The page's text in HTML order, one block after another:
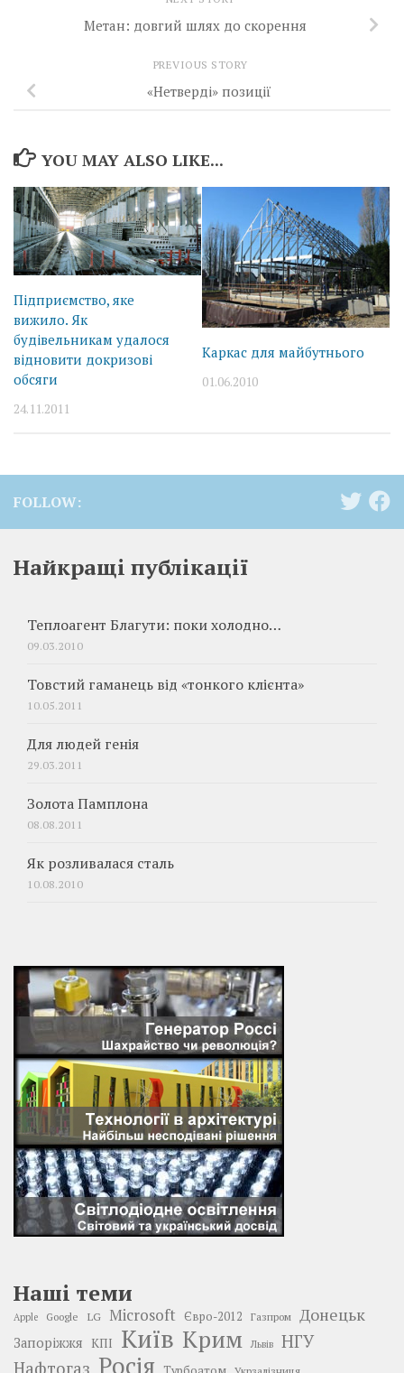
Метан: довгий шлях до скорення
PREVIOUS STORY
«Нетверді» позиції
YOU MAY ALSO LIKE...
Підприємство, яке
вижило. Як
будівельникам удалося
відновити докризові
обсяги
24.11.2011
Каркас для майбутнього
01.06.2010
FOLLOW:
Найкращі публікації
Теплоагент Благути: поки холодно…
09.03.2010
Товстий гаманець від «тонкого клієнта»
10.05.2011
Для людей генія
29.03.2011
Золота Памплона
08.08.2011
Як розливалася сталь
10.08.2010
Наші теми
Apple Google LG Microsoft Євро-2012 Газпром Донецьк
Запоріжжя КПІ Київ Крим Львів
НГУ
Нафтогаз Росія